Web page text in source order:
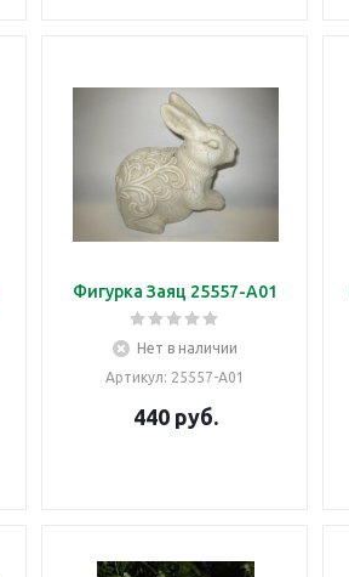
Фигурка Заяц 25557-А01
Нет в наличии
Артикул: 25557-А01
440руб.